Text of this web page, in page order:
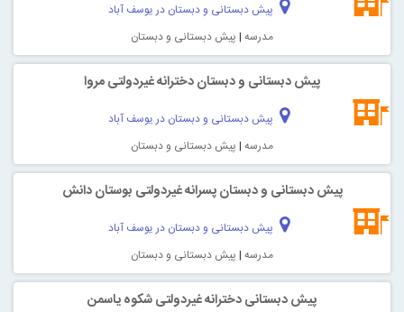
پیش دبستانی و دبستان در یوسف آباد
مدرسه | پیش دبستانی و دبستان
پیش دبستانی و دبستان دخترانه غیردولتی مروا
پیش دبستانی و دبستان در یوسف آباد
مدرسه | پیش دبستانی و دبستان
پیش دبستانی و دبستان پسرانه غیردولتی بوستان دانش
پیش دبستانی و دبستان در یوسف آباد
مدرسه | پیش دبستانی و دبستان
پیش دبستانی دخترانه غیردولتی شکوه یاسمن